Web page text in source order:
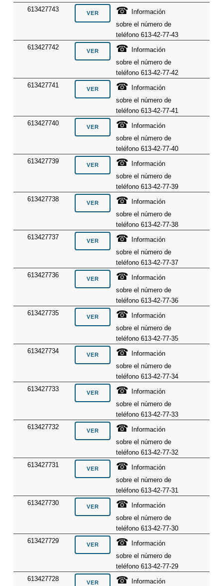
613427743
☎ Información
sobre el número de
teléfono 613-42-77-43
613427742
☎ Información
sobre el número de
teléfono 613-42-77-42
613427741
☎ Información
sobre el número de
teléfono 613-42-77-41
613427740
☎ Información
sobre el número de
teléfono 613-42-77-40
613427739
☎ Información
sobre el número de
teléfono 613-42-77-39
613427738
☎ Información
sobre el número de
teléfono 613-42-77-38
613427737
☎ Información
sobre el número de
teléfono 613-42-77-37
613427736
☎ Información
sobre el número de
teléfono 613-42-77-36
613427735
☎ Información
sobre el número de
teléfono 613-42-77-35
613427734
☎ Información
sobre el número de
teléfono 613-42-77-34
613427733
☎ Información
sobre el número de
teléfono 613-42-77-33
613427732
☎ Información
sobre el número de
teléfono 613-42-77-32
613427731
☎ Información
sobre el número de
teléfono 613-42-77-31
613427730
☎ Información
sobre el número de
teléfono 613-42-77-30
613427729
☎ Información
sobre el número de
teléfono 613-42-77-29
613427728
☎ Información